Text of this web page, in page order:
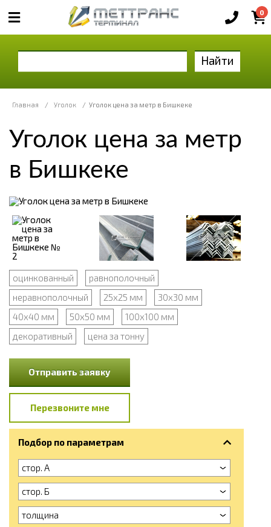
0
Найти
Главная / Уголок / Уголок цена за метр в Бишкеке
Уголок цена за метр
в Бишкеке
оцинкованный
равнополочный
неравнополочный
25x25 мм
30x30 мм
40x40 мм
50x50 мм
100x100 мм
декоративный
цена за тонну
Отправить заявку
Перезвоните мне
Подбор по параметрам
стор. А
стор. Б
толщина